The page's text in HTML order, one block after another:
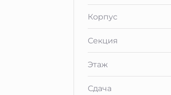
Корпус
Секция
Этаж
Сдача